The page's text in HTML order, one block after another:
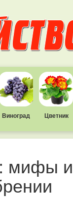
Виноград Цветник
мифы